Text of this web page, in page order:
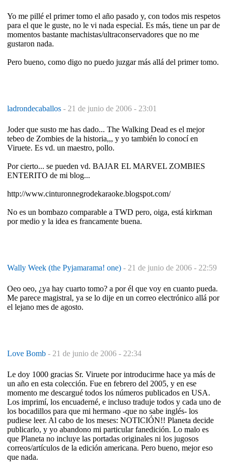
Yo me pillé el primer tomo el año pasado y, con todos mis respetos
para el que le guste, no le vi nada especial. Es más, tiene un par de
momentos bastante machistas/ultraconservadores que no me
gustaron nada.
Pero bueno, como digo no puedo juzgar más allá del primer tomo.
ladrondecaballos - 21 de junio de 2006 - 23:01
Joder que susto me has dado... The Walking Dead es el mejor
tebeo de Zombies de la historia,,, y yo también lo conocí en
Viruete. Es vd. un maestro, pollo.
Por cierto... se pueden vd. BAJAR EL MARVEL ZOMBIES
ENTERITO de mi blog...
http://www.cinturonnegrodekaraoke.blogspot.com/
No es un bombazo comparable a TWD pero, oiga, está kirkman
por medio y la idea es francamente buena.
Wally Week (the Pyjamarama! one) - 21 de junio de 2006 - 22:59
Oeo oeo, ¿ya hay cuarto tomo? a por él que voy en cuanto pueda.
Me parece magistral, ya se lo dije en un correo electrónico allá por
el lejano mes de agosto.
Love Bomb - 21 de junio de 2006 - 22:34
Le doy 1000 gracias Sr. Viruete por introducirme hace ya más de
un año en esta colección. Fue en febrero del 2005, y en ese
momento me descargué todos los números publicados en USA.
Los imprimí, los encuaderné, e incluso traduje todos y cada uno de
los bocadillos para que mi hermano -que no sabe inglés- los
pudiese leer. Al cabo de los meses: NOTICIÓN!! Planeta decide
publicarlo, y yo abandono mi particular fanedición. Lo malo es
que Planeta no incluye las portadas originales ni los jugosos
correos/artículos de la edición americana. Pero bueno, mejor eso
que nada.